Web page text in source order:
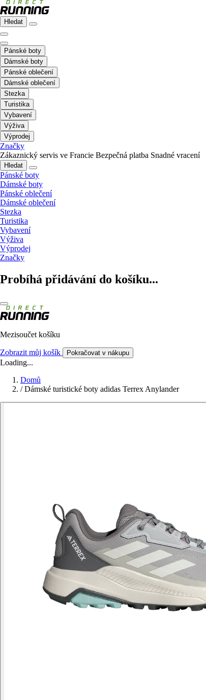
Hledat
Pánské boty
Dámské boty
Pánské oblečení
Dámské oblečení
Stezka
Turistika
Vybavení
Výživa
Výprodej
Značky
Zákaznický servis ve Francie Bezpečná platba Snadné vracení
Hledat
Pánské boty
Dámské boty
Pánské oblečení
Dámské oblečení
Stezka
Turistika
Vybavení
Výživa
Výprodej
Značky
Probíhá přidávání do košíku...
Mezisoučet košíku
Zobrazit můj košík Pokračovat v nákupu
Loading...
Domů
/ Dámské turistické boty adidas Terrex Anylander